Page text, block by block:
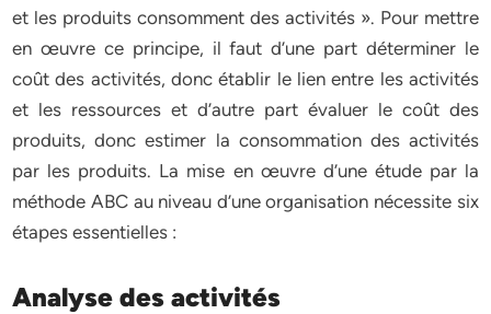
et les produits consomment des activités ». Pour mettre
en œuvre ce principe, il faut d’une part déterminer le
coût des activités, donc établir le lien entre les activités
et les ressources et d’autre part évaluer le coût des
produits, donc estimer la consommation des activités
par les produits. La mise en œuvre d’une étude par la
méthode ABC au niveau d’une organisation nécessite six
étapes essentielles :
Analyse des activités